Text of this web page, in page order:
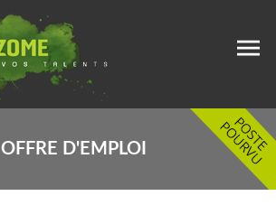
OFFRE D'EMPLOI